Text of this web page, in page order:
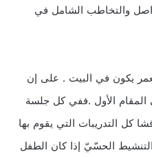
والتخاطب الشامل في
يكون في البيت . على إن
المقام الأول .ففي كل جلسة
كل التدريبات التي يقوم بها
الحسّيّ إذا كان الطفل